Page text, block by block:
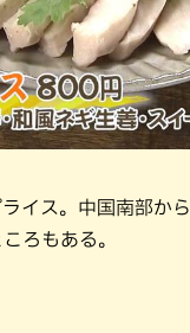
イス。中国南部か
ろもある。